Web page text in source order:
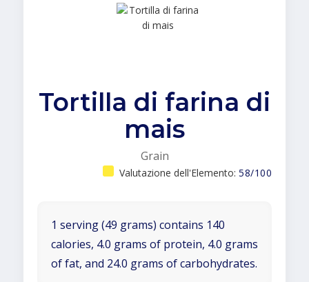
Tortilla di farina di
mais
Grain
Valutazione dell'Elemento: 58/100
1 serving (49 grams) contains 140
calories, 4.0 grams of protein, 4.0 grams
of fat, and 24.0 grams of carbohydrates.